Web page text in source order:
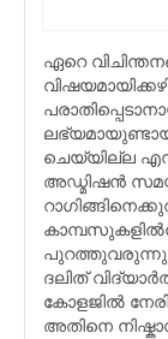
ഏറെ
ചെയ്യില്ല
അഡ്മിഷന്‍
ദലിത്
കോളജില്‍
അതിനെ